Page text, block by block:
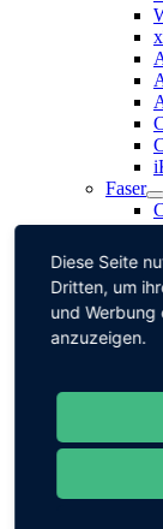
Faser
UV
3D Drucker
Artillery
Tags
Diese Seite
Dritten, um
und
anzuzeigen.